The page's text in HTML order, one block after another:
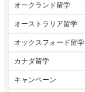
オークランド留学
オーストラリア留学
オックスフォード留学
カナダ留学
キャンペーン